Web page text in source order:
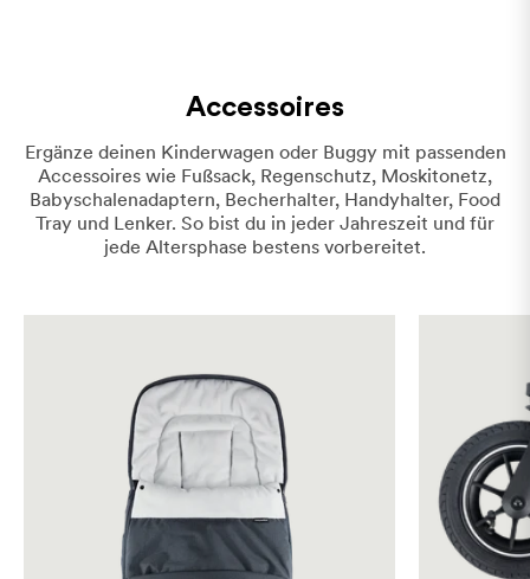
Accessoires
Ergänze deinen Kinderwagen oder Buggy mit passenden
Accessoires wie Fußsack, Regenschutz, Moskitonetz,
Babyschalenadaptern, Becherhalter, Handyhalter, Food
Tray und Lenker. So bist du in jeder Jahreszeit und für
jede Altersphase bestens vorbereitet.